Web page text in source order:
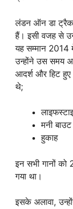
लंडन ऑन डा ट्रैक
हैं। इसी वजह से
यह सम्मान 2014
उन्होंने उस समय
आदर्श और हिट
थे;
मनी
हुकाह
इन सभी गानों को
गया था।
इसके अलावा,